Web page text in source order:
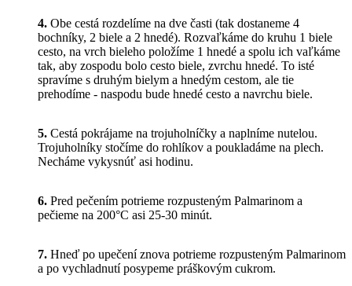
4. Obe cestá rozdelíme na dve časti (tak dostaneme 4
bochníky, 2 biele a 2 hnedé). Rozvaľkáme do kruhu 1 biele
cesto, na vrch bieleho položíme 1 hnedé a spolu ich vaľkáme
tak, aby zospodu bolo cesto biele, zvrchu hnedé. To isté
spravíme s druhým bielym a hnedým cestom, ale tie
prehodíme - naspodu bude hnedé cesto a navrchu biele.
5. Cestá pokrájame na trojuholníčky a naplníme nutelou.
Trojuholníky stočíme do rohlíkov a poukladáme na plech.
Necháme vykysnúť asi hodinu.
6. Pred pečením potrieme rozpusteným Palmarinom a
pečieme na 200°C asi 25-30 minút.
7. Hneď po upečení znova potrieme rozpusteným Palmarinom
a po vychladnutí posypeme práškovým cukrom.